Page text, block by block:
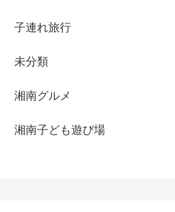
子連れ旅行
未分類
湘南グルメ
湘南子ども遊び場